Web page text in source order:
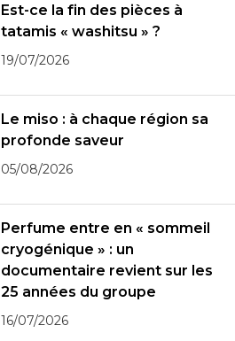
Est-ce la fin des pièces à
tatamis « washitsu » ?
19/07/2026
Le miso : à chaque région sa
profonde saveur
05/08/2026
Perfume entre en « sommeil
cryogénique » : un
documentaire revient sur les
25 années du groupe
16/07/2026